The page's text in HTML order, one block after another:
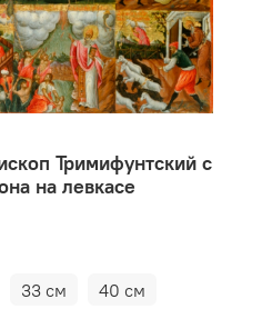
Тримифунтский с
на левкасе
33 см 40 см